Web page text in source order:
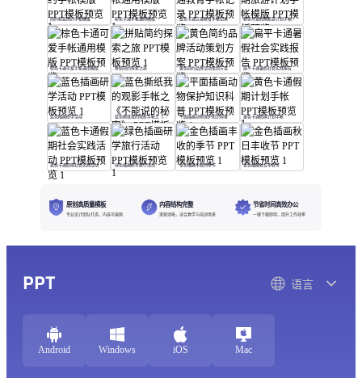
简约粉蓝简约手帐模版 粉色卡通手帐通用模版 蓝色卡通交通教育手帐记录 粉色可爱假期旅游计划手帐模版
棕色卡通可爱手帐通用模版 拼贴简约探索之旅 黄色简约品牌活动策划方案 扁平卡通暑假社会实践报告
蓝色插画研学活动 蓝色撕纸我的观影手帐之《不能说的秘密》 平面插画动物保护知识科普 黄色卡通假期计划手帐
蓝色卡通假期社会实践活动 绿色插画研学旅行活动 金色插画丰收的季节 金色插画秋日丰收节
原创高质量模板
专业设计团队打造，内容可编辑
内容结构完整
逻辑清晰，适合教学与培训场景
节省时间高效办公
一键下载即用，提升工作效率
PPT 语言
Android Windows iOS Mac